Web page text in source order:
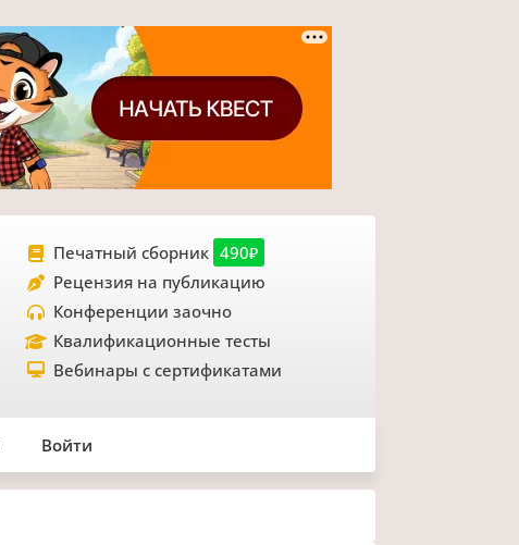
Печатный сборник 490₽
Рецензия на публикацию
Конференции заочно
Квалификационные тесты
Вебинары с сертификатами
Войти